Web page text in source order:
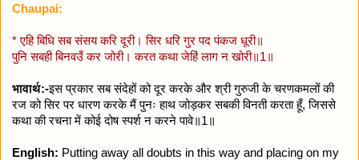
Chaupai:
* एहि बिधि सब संसय करि दूरी। सिर धरि गुर पद पंकज धूरी॥
पुनि सबही बिनवउँ कर जोरी। करत कथा जेहिं लाग न खोरी॥1॥
भावार्थ:-इस प्रकार सब संदेहों को दूर करके और श्री गुरुजी के चरणकमलों की
रज को सिर पर धारण करके मैं पुनः हाथ जोड़कर सबकी विनती करता हूँ, जिससे
कथा की रचना में कोई दोष स्पर्श न करने पावे॥1॥
English: Putting away all doubts in this way and placing on my